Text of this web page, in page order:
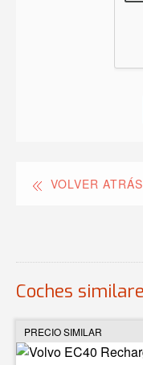
VOLVER ATRÁS
Coches
PRECIO SIMILAR